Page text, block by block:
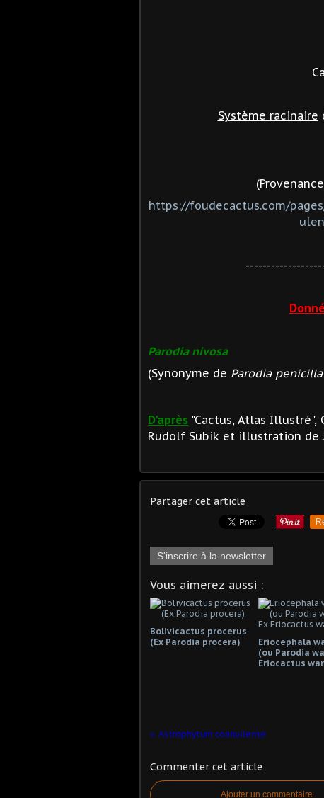
Système racinaire
https://foudecactus.com/
Parodia nivosa
(Synonyme de Parodia
D'après "Cactus, Atlas
Rudolf Subik et illustration de
Partager cet article
S'inscrire à la newsletter
Vous aimerez aussi :
Bolivicactus procerus
(Ex Parodia procera)
Eriocephala
(ou Parodia
Eriocactus
Astrophytum coahuilense
Commenter cet article
Ajouter un commentaire